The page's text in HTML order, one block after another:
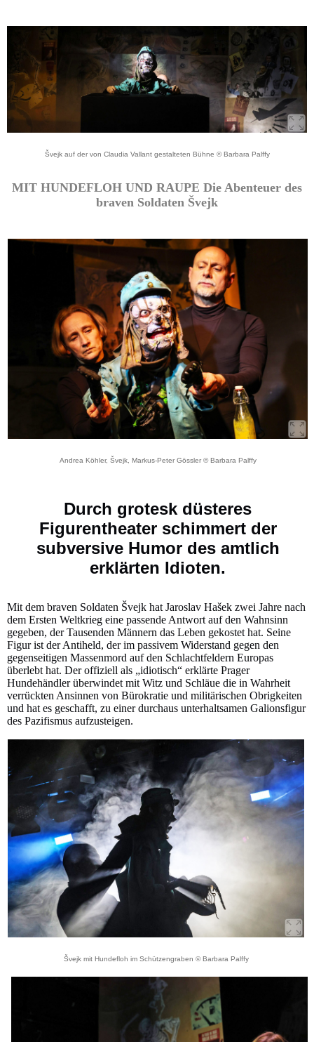
Švejk auf der von Claudia Vallant gestalteten Bühne © Barbara Palffy
MIT HUNDEFLOH UND RAUPE Die Abenteuer des
braven Soldaten Švejk
Andrea Köhler, Švejk, Markus-Peter Gössler © Barbara Palffy
Durch grotesk düsteres
Figurentheater schimmert der
subversive Humor des amtlich
erklärten Idioten.
Mit dem braven Soldaten Švejk hat Jaroslav Hašek zwei Jahre nach
dem Ersten Weltkrieg eine passende Antwort auf den Wahnsinn
gegeben, der Tausenden Männern das Leben gekostet hat. Seine
Figur ist der Antiheld, der im passivem Widerstand gegen den
gegenseitigen Massenmord auf den Schlachtfeldern Europas
überlebt hat. Der offiziell als „idiotisch“ erklärte Prager
Hundehändler überwindet mit Witz und Schläue die in Wahrheit
verrückten Ansinnen von Bürokratie und militärischen Obrigkeiten
und hat es geschafft, zu einer durchaus unterhaltsamen Galionsfigur
des Pazifismus aufzusteigen.
Švejk mit Hundefloh im Schützengraben © Barbara Palffy